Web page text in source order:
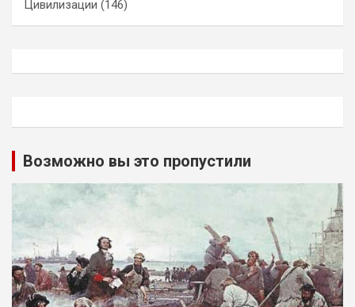
Цивилизации (146)
Возможно вы это пропустили